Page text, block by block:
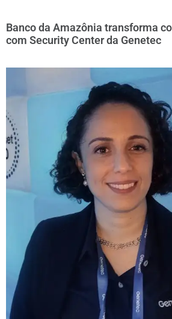
Banco da Amazônia transforma
com Security Center da Genetec